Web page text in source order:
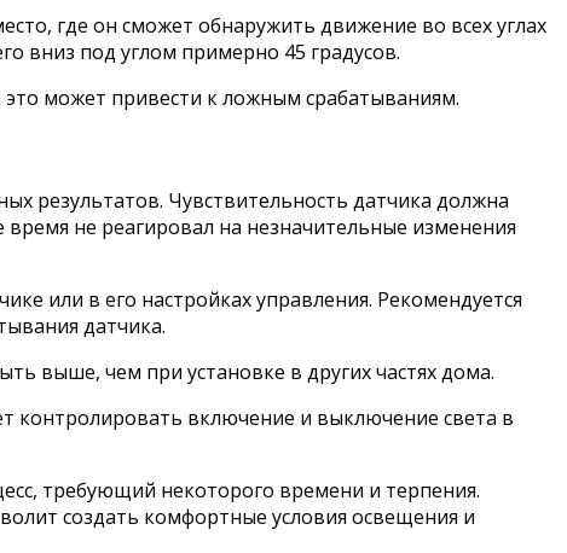
где он сможет обнаружить движение во всех углах
вниз под углом примерно 45 градусов.
это может привести к ложным срабатываниям.
результатов. Чувствительность датчика должна
не реагировал на незначительные изменения
или в его настройках управления. Рекомендуется
датчика.
выше, чем при установке в других частях дома.
контролировать включение и выключение света в
требующий некоторого времени и терпения.
создать комфортные условия освещения и